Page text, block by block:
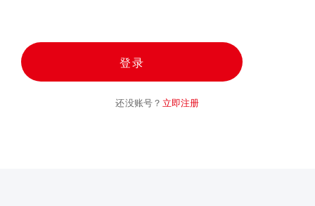
登录
还没账号？ 立即注册